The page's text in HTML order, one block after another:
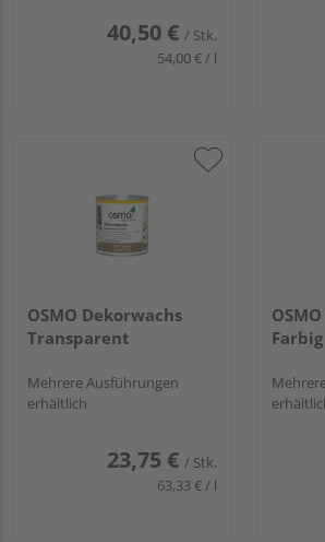
40,50 € / Stk.
54,00 € / l
OSMO Dekorwachs
Transparent
Mehrere Ausführungen
erhältlich
23,75 € / Stk.
63,33 € / l
Farbig